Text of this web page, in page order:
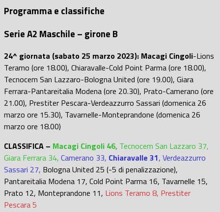
Programma e classifiche
Serie A2 Maschile – girone B
24^ giornata (sabato 25 marzo 2023): Macagi Cingoli-Lions
Teramo (ore 18.00), Chiaravalle-Cold Point Parma (ore 18.00),
Tecnocem San Lazzaro-Bologna United (ore 19.00), Giara
Ferrara-Pantareitalia Modena (ore 20.30), Prato-Camerano (ore
21.00), Prestiter Pescara-Verdeazzurro Sassari (domenica 26
marzo ore 15.30), Tavarnelle-Monteprandone (domenica 26
marzo ore 18.00)
CLASSIFICA – Macagi Cingoli 46, Tecnocem San Lazzaro 37,
Giara Ferrara 34, Camerano 33, Chiaravalle 31, Verdeazzurro
Sassari 27, Bologna United 25 (-5 di penalizzazione),
Pantareitalia Modena 17, Cold Point Parma 16, Tavarnelle 15,
Prato 12, Monteprandone 11, Lions Teramo 8, Prestiter
Pescara 5